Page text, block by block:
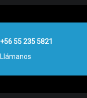
+56 55 235 5821
Llámanos